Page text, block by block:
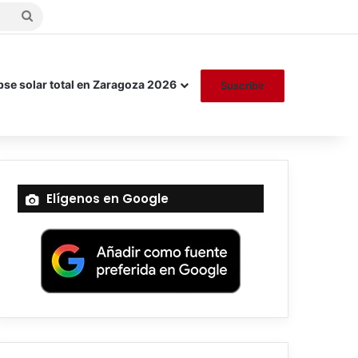
Buscar
solar total en Zaragoza 2026 Suscribir
Elígenos en Google